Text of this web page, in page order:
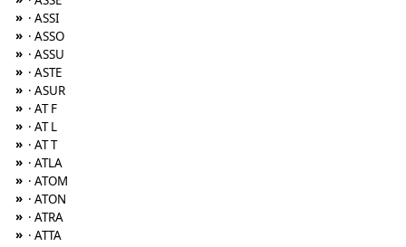
» · ASSI
» · ASSO
» · ASSU
» · ASTE
» · ASUR
» · AT F
» · AT L
» · AT T
» · ATLA
» · ATOM
» · ATON
» · ATRA
» · ATTA